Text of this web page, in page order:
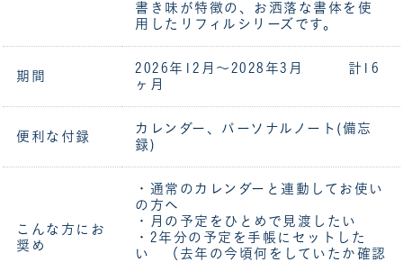
書き味が特徴の、お洒落な書体を使
用したリフィルシリーズです。
期間
2026年12月～2028年3月 計16
ヶ月
便利な付録
カレンダー、パーソナルノート(備忘
録)
こんな方にお
奨め
・通常のカレンダーと連動してお使い
の方へ
・月の予定をひとめで見渡したい
・2年分の予定を手帳にセットした
い （去年の今頃何をしていたか確認